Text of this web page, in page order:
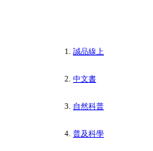
誠品線上
中文書
自然科普
普及科學